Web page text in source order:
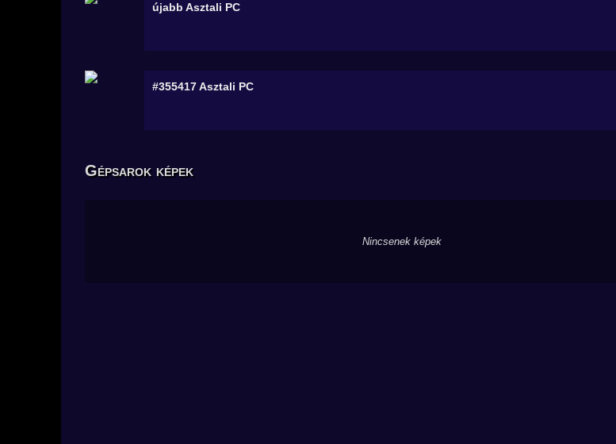
újabb Asztali PC
#355417Asztali PC
Gépsarok képek
Nincsenek képek